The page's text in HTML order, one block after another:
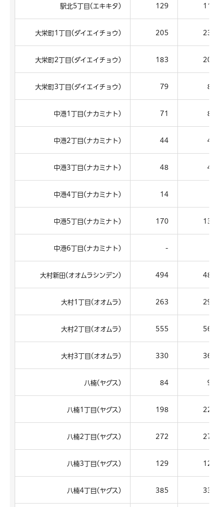
駅北5丁目(エキキタ) 129 112
大栄町1丁目(ダイエイチョウ) 205 230
大栄町2丁目(ダイエイチョウ) 183 205
大栄町3丁目(ダイエイチョウ) 79 84
中港1丁目(ナカミナト) 71 88
中港2丁目(ナカミナト) 44 46
中港3丁目(ナカミナト) 48 40
中港4丁目(ナカミナト) 14
中港5丁目(ナカミナト) 170 135
中港6丁目(ナカミナト) -
大村新田(オオムラシンデン) 494 487
大村1丁目(オオムラ) 263 297
大村2丁目(オオムラ) 555 563
大村3丁目(オオムラ) 330 369
八楠(ヤグス) 84 91
八楠1丁目(ヤグス) 198 221
八楠2丁目(ヤグス) 272 274
八楠3丁目(ヤグス) 129 123
八楠4丁目(ヤグス) 385 338